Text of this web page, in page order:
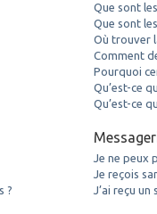
?
Que sont
Que sont
Où trouver
Comment
Pourquoi
Qu’est-ce
Qu’est-ce
Je ne peux
Je reçois
J’ai reçu